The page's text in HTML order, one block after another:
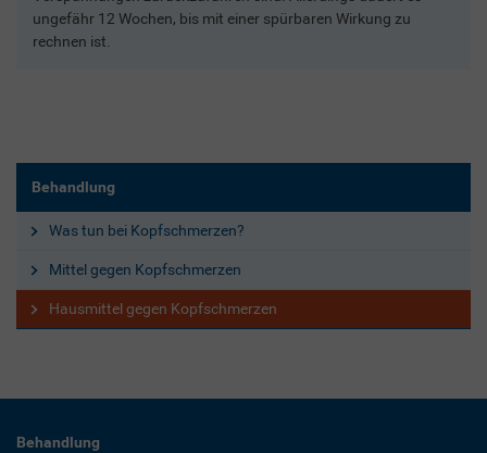
ungefähr 12 Wochen, bis mit einer spürbaren Wirkung zu
rechnen ist.
Behandlung
Was tun bei Kopfschmerzen?
Mittel gegen Kopfschmerzen
Hausmittel gegen Kopfschmerzen
Behandlung